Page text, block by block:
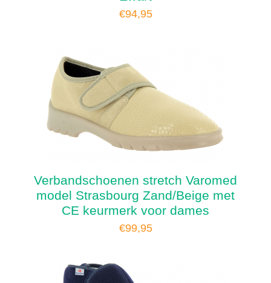
€94,95
Verbandschoenen stretch Varomed
model Strasbourg Zand/Beige met
CE keurmerk voor dames
€99,95